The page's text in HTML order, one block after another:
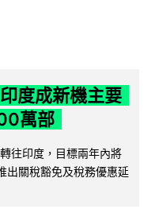
度成新機主要
萬部
往印度，目標兩年內將
出關稅豁免及稅務優惠延